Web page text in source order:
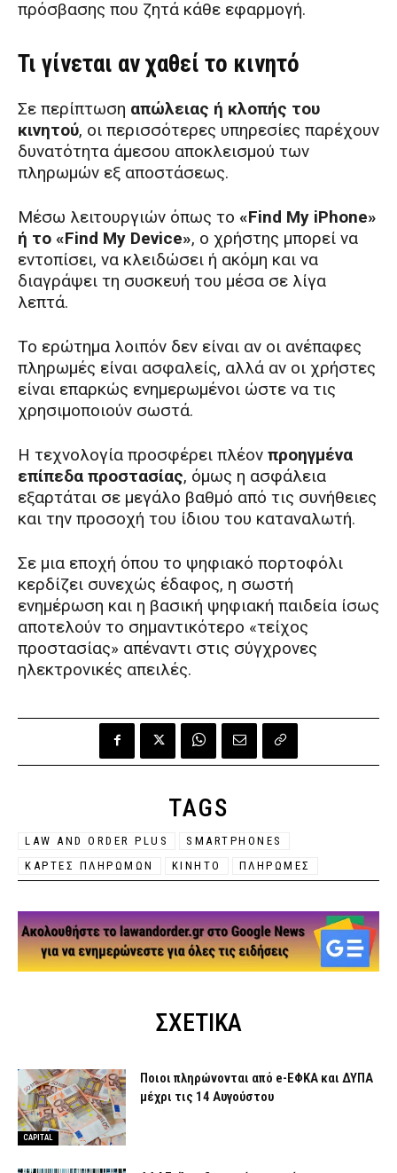
πρόσβασης που ζητά κάθε εφαρμογή.
Τι γίνεται αν χαθεί το κινητό
Σε περίπτωση απώλειας ή κλοπής του
κινητού, οι περισσότερες υπηρεσίες παρέχουν
δυνατότητα άμεσου αποκλεισμού των
πληρωμών εξ αποστάσεως.
Μέσω λειτουργιών όπως το «Find My iPhone»
ή το «Find My Device», ο χρήστης μπορεί να
εντοπίσει, να κλειδώσει ή ακόμη και να
διαγράψει τη συσκευή του μέσα σε λίγα
λεπτά.
Το ερώτημα λοιπόν δεν είναι αν οι ανέπαφες
πληρωμές είναι ασφαλείς, αλλά αν οι χρήστες
είναι επαρκώς ενημερωμένοι ώστε να τις
χρησιμοποιούν σωστά.
Η τεχνολογία προσφέρει πλέον προηγμένα
επίπεδα προστασίας, όμως η ασφάλεια
εξαρτάται σε μεγάλο βαθμό από τις συνήθειες
και την προσοχή του ίδιου του καταναλωτή.
Σε μια εποχή όπου το ψηφιακό πορτοφόλι
κερδίζει συνεχώς έδαφος, η σωστή
ενημέρωση και η βασική ψηφιακή παιδεία ίσως
αποτελούν το σημαντικότερο «τείχος
προστασίας» απέναντι στις σύγχρονες
ηλεκτρονικές απειλές.
TAGS
LAW AND ORDER PLUS
SMARTPHONES
ΚΑΡΤΕΣ ΠΛΗΡΩΜΩΝ
ΚΙΝΗΤΟ ΠΛΗΡΩΜΕΣ
ΣΧΕΤΙΚΑ
CAPITAL
Ποιοι πληρώνονται από e-ΕΦΚΑ και ΔΥΠΑ
μέχρι τις 14 Αυγούστου